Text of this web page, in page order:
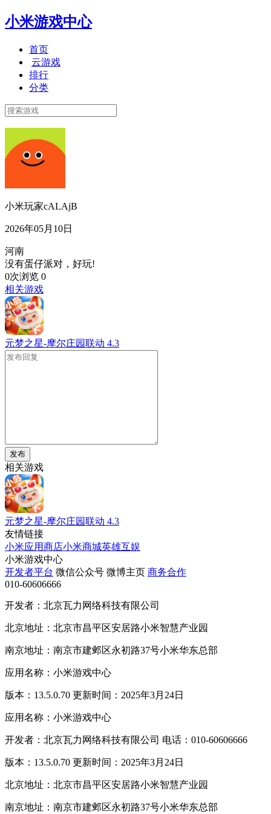
小米游戏中心
首页
云游戏
排行
分类
小米玩家cALAjB
2026年05月10日
河南
没有蛋仔派对，好玩!
0次浏览 0
相关游戏
元梦之星-摩尔庄园联动 4.3
发布
相关游戏
元梦之星-摩尔庄园联动 4.3
友情链接
小米应用商店小米商城英雄互娱
小米游戏中心
开发者平台 微信公众号 微博主页 商务合作
010-60606666
开发者：北京瓦力网络科技有限公司
北京地址：北京市昌平区安居路小米智慧产业园
南京地址：南京市建邺区永初路37号小米华东总部
应用名称：小米游戏中心
版本：13.5.0.70 更新时间：2025年3月24日
应用名称：小米游戏中心
开发者：北京瓦力网络科技有限公司 电话：010-60606666
版本：13.5.0.70 更新时间：2025年3月24日
北京地址：北京市昌平区安居路小米智慧产业园
南京地址：南京市建邺区永初路37号小米华东总部